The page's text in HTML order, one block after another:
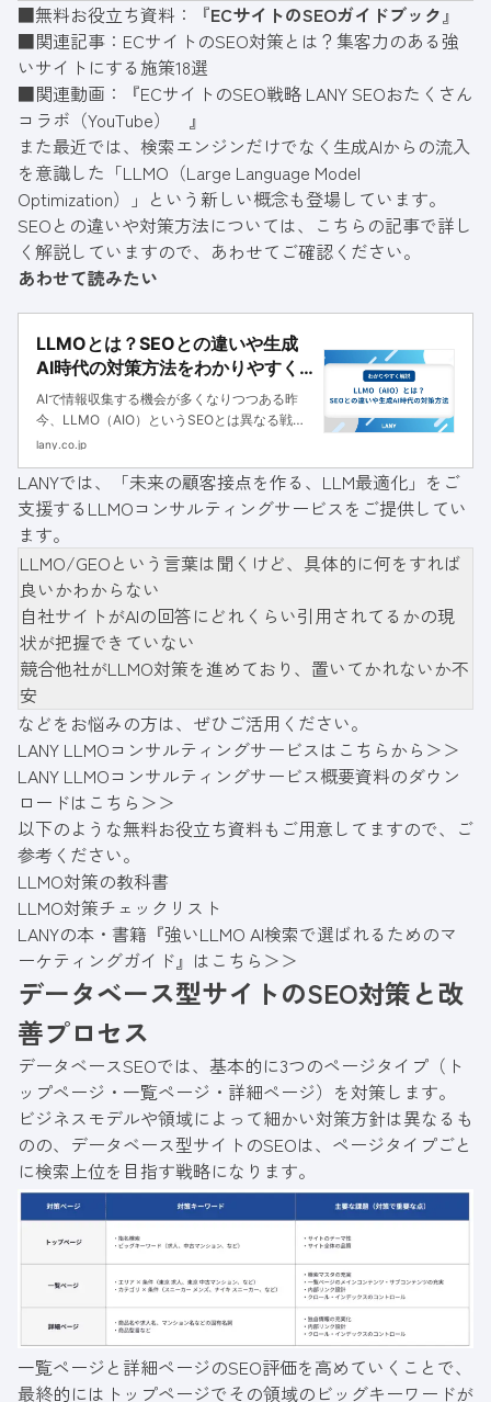
す。大規模データベース型サイトを運営する方
なら参考になるかと思いますので、ぜひご一読
ください。
■無料お役立ち資料：『ECサイトのSEOガイドブック』
■関連記事： ECサイトのSEO対策とは？集客力のある強
いサイトにする施策18選
■関連動画：『ECサイトのSEO戦略 LANY SEOおたくさん
コラボ（YouTube）
』
また最近では、検索エンジンだけでなく生成AIからの流入
を意識した「LLMO（Large Language Model
Optimization）」という新しい概念も登場しています。
SEOとの違いや対策方法については、こちらの記事で詳し
く解説していますので、あわせてご確認ください。
あわせて読みたい
LLMOとは？SEOとの違いや生成
AI時代の対策方法をわかりやすく
解説
AIで情報収集する機会が多くなりつつある昨
今、LLMO（AIO）というSEOとは異なる戦略
が注目されています。本記事では、LLMOの基
ます。
lany.co.jp
LANYでは、「未来の顧客接点を作る、LLM最適化」をご
支援する LLMOコンサルティングサービスをご提供してい
ます。
LLMO/GEOという言葉は聞くけど、具体的に何をすれば
良いかわからない
自社サイトがAIの回答にどれくらい引用されてるかの現
状が把握できていない
競合他社がLLMO対策を進めており、置いてかれないか不
安
などをお悩みの方は、ぜひご活用ください。
LANY LLMOコンサルティングサービスはこちらから＞＞
LANY LLMOコンサルティングサービス概要資料のダウン
ロードはこちら＞＞
以下のような無料お役立ち資料もご用意してますので、ご
参考ください。
LLMO対策の教科書
LLMO対策チェックリスト
LANYの本・書籍『強いLLMO AI検索で選ばれるためのマ
ーケティングガイド』はこちら＞＞
データベース型サイトのSEO対策と改
善プロセス
データベースSEOでは、基本的に3つのページタイプ（ト
ップページ・一覧ページ・詳細ページ）を対策します。
ビジネスモデルや領域によって細かい対策方針は異なるも
のの、データベース型サイトのSEOは、ページタイプごと
に検索上位を目指す戦略になります。
一覧ページと詳細ページのSEO評価を高めていくことで、
最終的にはトップページでその領域のビッグキーワードが